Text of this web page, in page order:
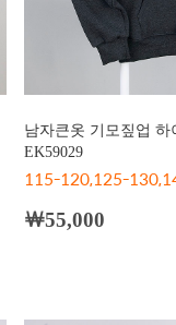
남자큰옷 기모짚업
EK59029
115-120,125-
￦55,000